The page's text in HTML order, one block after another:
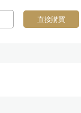
直接購買